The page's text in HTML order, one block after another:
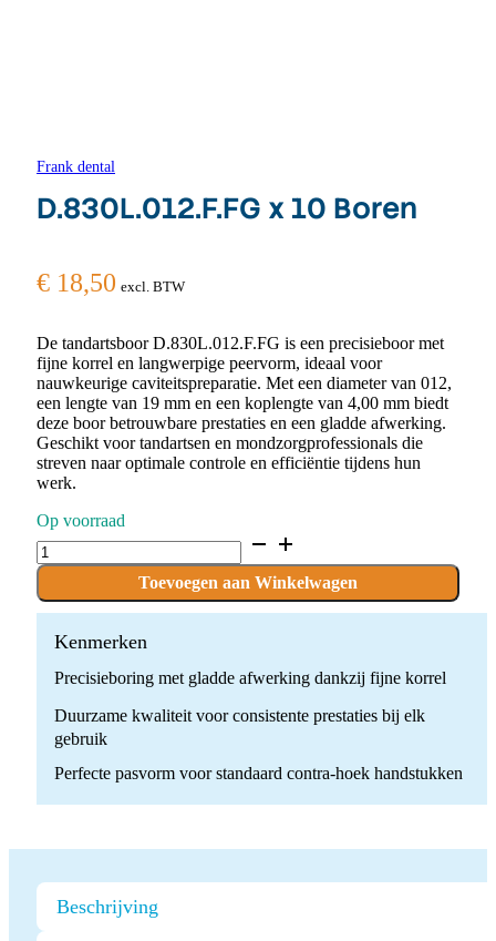
Frank dental
D.830L.012.F.FG x 10 Boren
€ 18,50 excl. BTW
De tandartsboor D.830L.012.F.FG is een precisieboor met
fijne korrel en langwerpige peervorm, ideaal voor
nauwkeurige caviteitspreparatie. Met een diameter van 012,
een lengte van 19 mm en een koplengte van 4,00 mm biedt
deze boor betrouwbare prestaties en een gladde afwerking.
Geschikt voor tandartsen en mondzorgprofessionals die
streven naar optimale controle en efficiëntie tijdens hun
werk.
Op voorraad
D.830L.012.F.FG
x
Boren
quantity
Toevoegen aan Winkelwagen
Kenmerken
Precisieboring met gladde afwerking dankzij fijne korrel
Duurzame kwaliteit voor consistente prestaties bij elk
gebruik
Perfecte pasvorm voor standaard contra-hoek handstukken
Beschrijving